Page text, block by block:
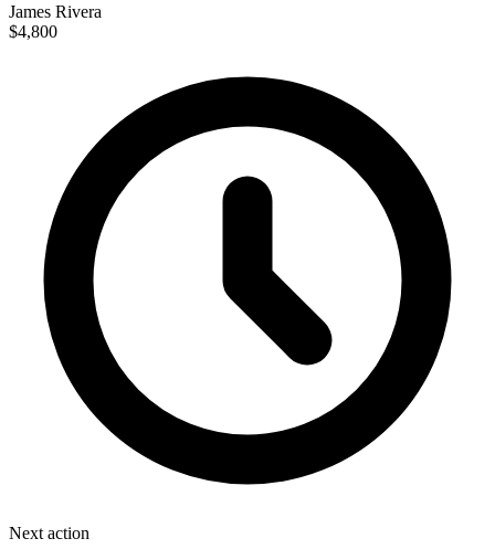
James Rivera
$4,800
Next action